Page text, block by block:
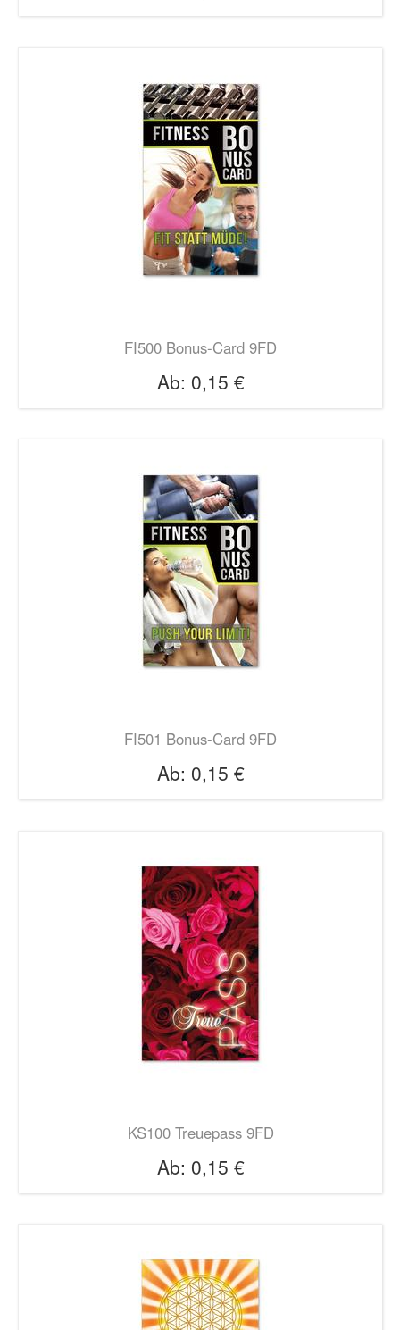
FI500 Bonus-Card 9FD
Ab: 0,15 €
FI501 Bonus-Card 9FD
Ab: 0,15 €
KS100 Treuepass 9FD
Ab: 0,15 €